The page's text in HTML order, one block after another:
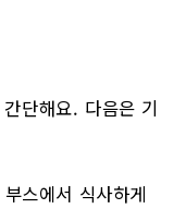
단해요. 다음은 기
스에서 식사하게